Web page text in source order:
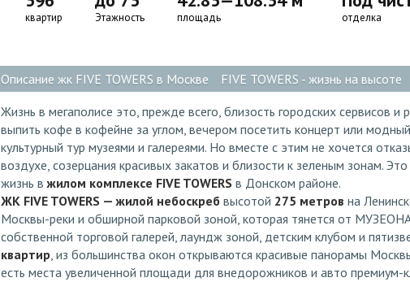
квартир Этажность площадь отделка
Описание жк FIVE TOWERS в Москве FIVE TOWERS - жизнь на высоте
Жизнь в мегаполисе это, прежде всего, близость городских сервисов
выпить кофе в кофейне за углом, вечером посетить концерт или
культурный тур музеями и галереями. Но вместе с этим не хочется
воздухе, созерцания красивых закатов и близости к зеленым зонам.
жизнь вжилом комплексе FIVE TOWERS в Донском районе.
ЖК FIVE TOWERS — жилой небоскреб высотой 275 метров на
Москвы-реки и обширной парковой зоной, которая тянется от
собственной торговой галерей, лаундж зоной, детским клубом и
квартир, из большинства окон открываются красивые панорамы
есть места увеличенной площади для внедорожников и авто премиум-